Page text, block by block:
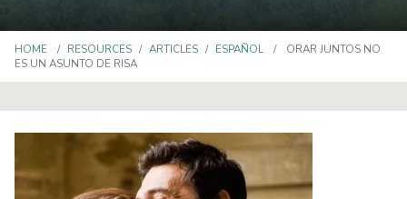
HOME RESOURCES ARTICLES ESPAÑOL
ORAR JUNTOS NO
ES UN ASUNTO DE RISA